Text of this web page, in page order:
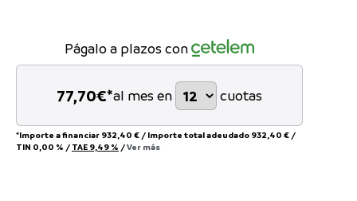
Págalo a plazos con
77,70€*al mes en cuotas
*Importe a financiar 932,40 € / Importe total adeudado 932,40 € /
TIN 0,00 % / TAE 9,49 % /Ver más